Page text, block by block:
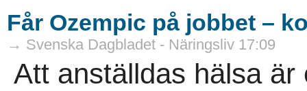
Får Ozempic på jobbet –
→ Svenska Dagbladet - Näringsliv 17:09
Att anställdas hälsa